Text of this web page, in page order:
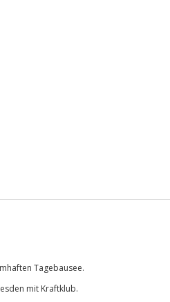
Tagebausee.
mit Kraftklub.